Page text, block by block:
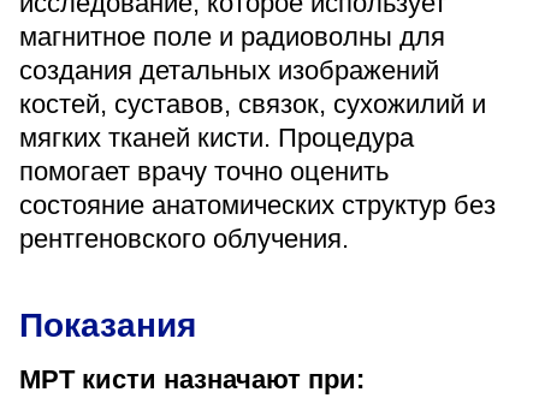
+7 (4742) 55-55-43
Санаторий-профилакторий
«Парус»
Адрес
399000, г. Липецк, Плехановское лесничество,
Ленинский лесхоз, квартал 67
перерыв 12:00–12:30
Пятница
08:00–15:45
магнитное поле и радиоволны для
создания детальных изображений
костей, суставов, связок, сухожилий и
мягких тканей кисти. Процедура
помогает врачу точно оценить
состояние анатомических структур без
рентгеновского облучения.
Показания
МРТ кисти назначают при: